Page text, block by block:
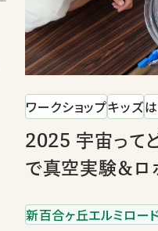
ワークショップキッズ
2025 宇宙って
で真空実験＆ロ
新百合ヶ丘エルミロー